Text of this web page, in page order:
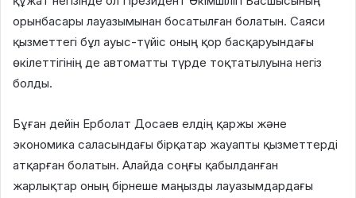
орынбасары лауазымынан босатылған болатын. Саяси
қызметтегі бұл ауыс-түйіс оның қор басқаруындағы
өкілеттігінің де автоматты түрде тоқтатылуына негіз
болды.
Бұған дейін Ерболат Досаев елдің қаржы және
экономика саласындағы бірқатар жауапты қызметтерді
атқарған болатын. Алайда соңғы қабылданған
жарлықтар оның бірнеше маңызды лауазымдардағы